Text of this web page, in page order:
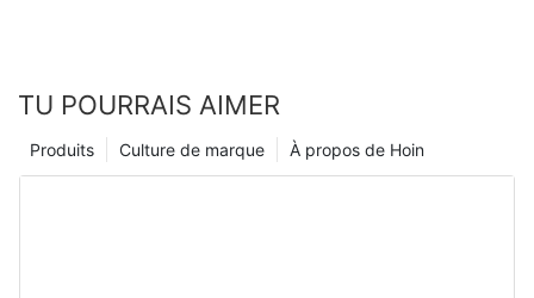
TU POURRAIS AIMER
À propos de Hoin
Culture de marque
Produits